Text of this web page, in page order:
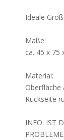
Ideale
Maße:
ca. 45 x 75
Material:
Oberfläche
Rückseite
INFO: IST